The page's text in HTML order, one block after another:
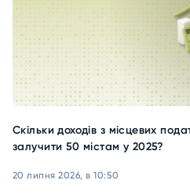
Скільки доходів з місцевих
залучити 50 містам у 2025?
20 липня 2026, в 10:50